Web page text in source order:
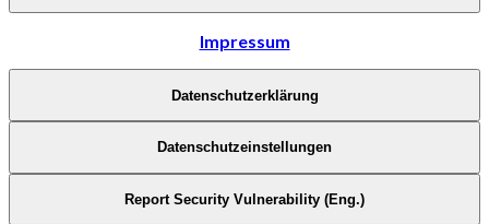
Impressum
Datenschutzerklärung
Datenschutzeinstellungen
Report Security Vulnerability (Eng.)